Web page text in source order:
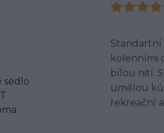
Standartní
kolenními
bílou nití.
umělou
rekreační